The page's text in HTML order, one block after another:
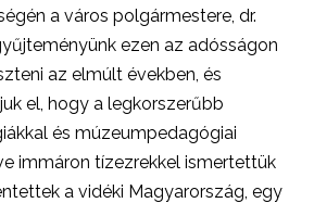
a város polgármestere, dr.
ezen az adósságon
az elmúlt években, és
el, hogy a legkorszerűbb
és múzeumpedagógiai
immáron tízezrekkel ismertettük
a vidéki Magyarország, egy